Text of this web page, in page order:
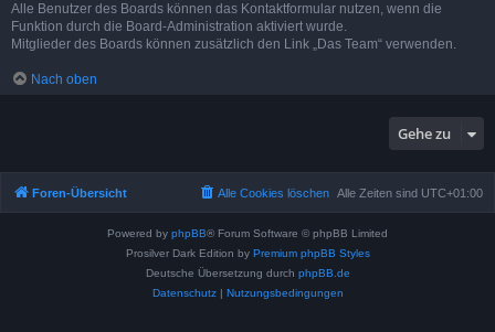
Alle Benutzer des Boards können das Kontaktformular nutzen, wenn die
Funktion durch die Board-Administration aktiviert wurde.
Mitglieder des Boards können zusätzlich den Link „Das Team“ verwenden.
Nach oben
Gehe zu
Foren-Übersicht Alle Zeiten sind UTC+01:00
Alle Cookies löschen
Powered by phpBB® Forum Software © phpBB Limited
Prosilver Dark Edition by Premium phpBB Styles
Deutsche Übersetzung durch phpBB.de
Datenschutz| Nutzungsbedingungen